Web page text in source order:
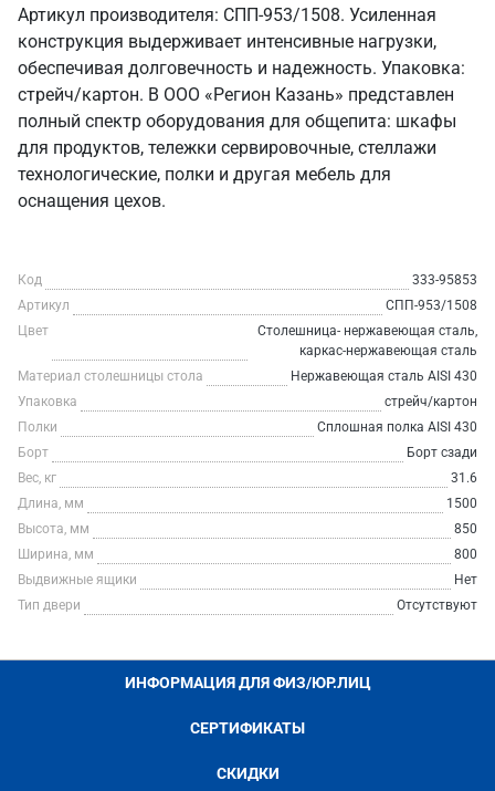
Артикул производителя: СПП-953/1508. Усиленная
конструкция выдерживает интенсивные нагрузки,
обеспечивая долговечность и надежность. Упаковка:
стрейч/картон. В ООО «Регион Казань» представлен
полный спектр оборудования для общепита: шкафы
для продуктов, тележки сервировочные, стеллажи
технологические, полки и другая мебель для
оснащения цехов.
Код
333-95853
Артикул
СПП-953/1508
Цвет
Столешница- нержавеющая сталь,
каркас-нержавеющая сталь
Материал столешницы стола
Нержавеющая сталь AISI 430
Упаковка
стрейч/картон
Полки
Сплошная полка AISI 430
Борт
Борт сзади
Вес, кг
31.6
Длина, мм
1500
Высота, мм
850
Ширина, мм
800
Выдвижные ящики
Нет
Тип двери
Отсутствуют
ИНФОРМАЦИЯ ДЛЯ ФИЗ/ЮР.ЛИЦ
СЕРТИФИКАТЫ
СКИДКИ